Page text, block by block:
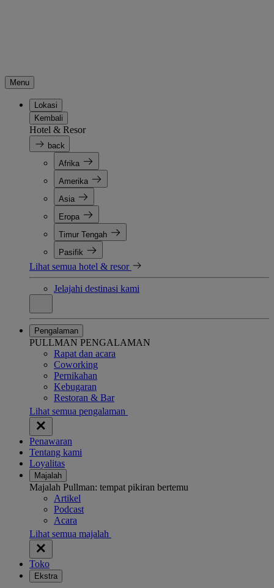
Menu
Lokasi
Kembali
Hotel & Resor
back
Afrika
Amerika
Asia
Eropa
Timur Tengah
Pasifik
Lihat semua hotel & resor
Jelajahi destinasi kami
Pengalaman
PULLMAN PENGALAMAN
Rapat dan acara
Coworking
Pernikahan
Kebugaran
Restoran & Bar
Lihat semua pengalaman
Penawaran
Tentang kami
Loyalitas
Majalah
Majalah Pullman: tempat pikiran bertemu
Artikel
Podcast
Acara
Lihat semua majalah
Toko
Ekstra